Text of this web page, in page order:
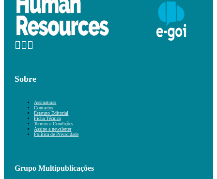
Sobre
Assinaturas
Contactos
Estatuto Editorial
Ficha Técnica
Termos e Condições
Assine a newsletter
Política de Privacidade
Grupo Multipublicações